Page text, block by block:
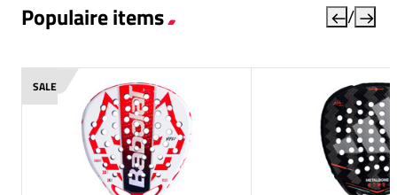
Populaire items /
SALE